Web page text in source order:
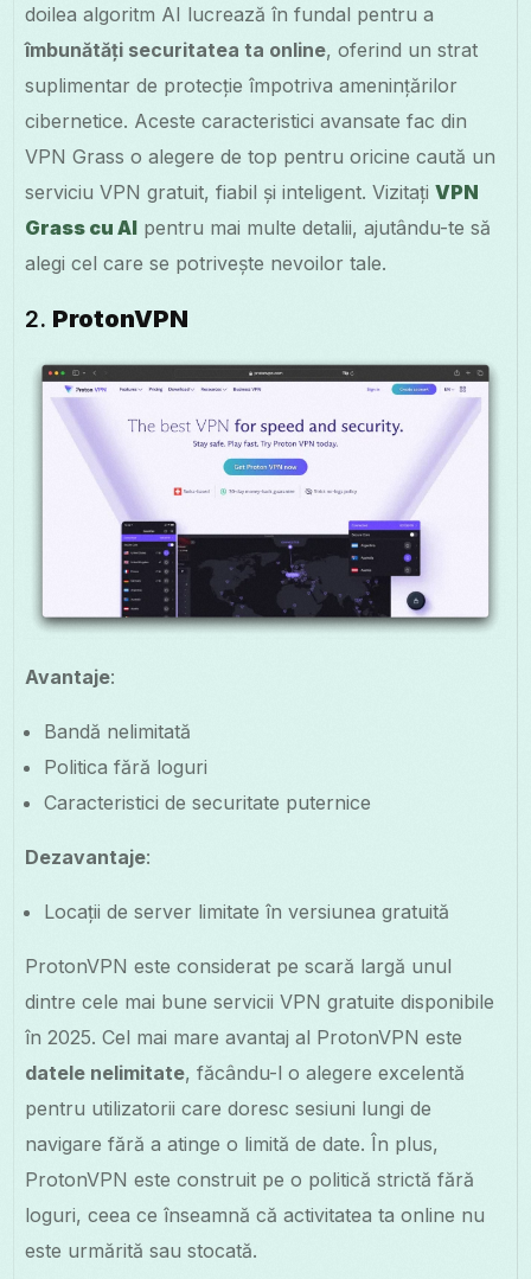
doilea algoritm AI lucrează în fundal pentru a
îmbunătăți securitatea ta online, oferind un strat
suplimentar de protecție împotriva amenințărilor
cibernetice. Aceste caracteristici avansate fac din
VPN Grass o alegere de top pentru oricine caută un
serviciu VPN gratuit, fiabil și inteligent. VizitațiVPN
Grass cu AI pentru mai multe detalii, ajutându-te să
alegi cel care se potrivește nevoilor tale.
2. ProtonVPN
Avantaje:
Bandă nelimitată
Politica fără loguri
Caracteristici de securitate puternice
Dezavantaje:
Locații de server limitate în versiunea gratuită
ProtonVPN este considerat pe scară largă unul
dintre cele mai bune servicii VPN gratuite disponibile
în 2025. Cel mai mare avantaj al ProtonVPN este
datele nelimitate, făcându-l o alegere excelentă
pentru utilizatorii care doresc sesiuni lungi de
navigare fără a atinge o limită de date. În plus,
ProtonVPN este construit pe o politică strictă fără
loguri, ceea ce înseamnă că activitatea ta online nu
este urmărită sau stocată.